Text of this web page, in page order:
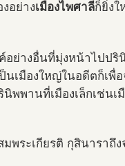
อย่างเมืองไพศาลีก็ยิ่ง
อย่างอื่นที่มุ่งหน้าไปป
นเมืองใหญ่ในอดีตก็เพื่
พพานที่เมืองเล็กเช่นเ
พระเกียรติ กุสินาราถึง